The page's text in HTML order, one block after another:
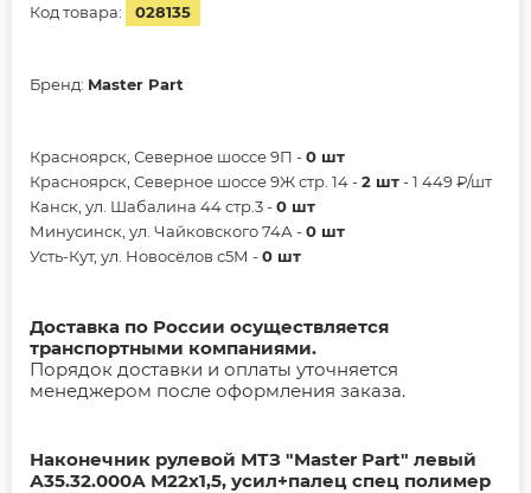
Код товара: 028135
Бренд: Master Part
Красноярск, Северное шоссе 9П -0 шт
Красноярск, Северное шоссе 9Ж стр. 14 -2 шт- 1 449 ₽/шт
Канск, ул. Шабалина 44 стр.3 -0 шт
Минусинск, ул. Чайковского 74А -0 шт
Усть-Кут, ул. Новосёлов с5М -0 шт
Доставка по России осуществляется
транспортными компаниями.
Порядок доставки и оплаты уточняется
менеджером после оформления заказа.
Наконечник рулевой МТЗ "Master Part" левый
А35.32.000А М22х1,5, усил+палец спец полимер